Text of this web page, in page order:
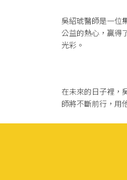
吳紹琥醫師是一位
公益的熱心，贏得
光彩。
在未來的日子裡，
師將不斷前行，用